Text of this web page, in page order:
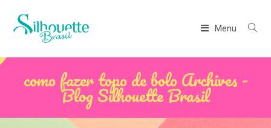
Menu
como fazer topo de bolo Archives -
Blog Silhouette Brasil